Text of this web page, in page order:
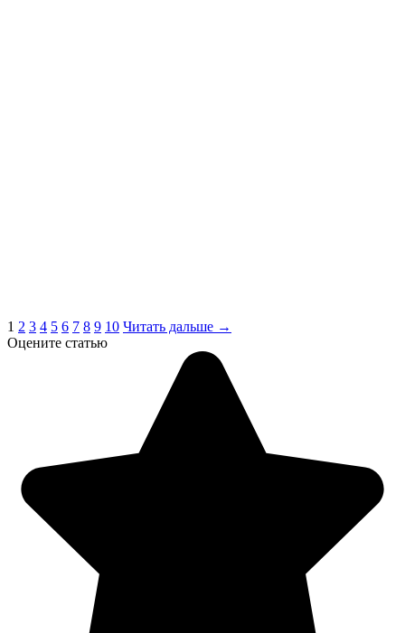
1 2 3 4 5 6 7 8 9 10 Читать дальше →
Оцените статью